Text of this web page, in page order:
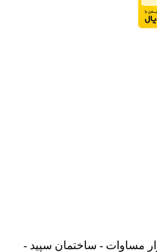
مساوات - ساختمان سپید -